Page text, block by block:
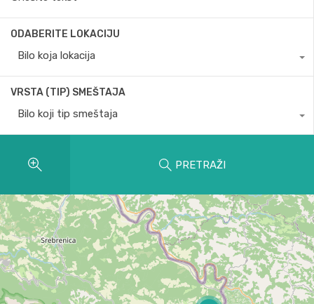
ODABERITE LOKACIJU
Bilo koja lokacija
VRSTA (TIP) SMEŠTAJA
Bilo koji tip smeštaja
PRETRAŽI